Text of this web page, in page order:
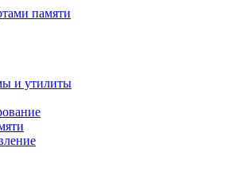
памяти
и утилиты